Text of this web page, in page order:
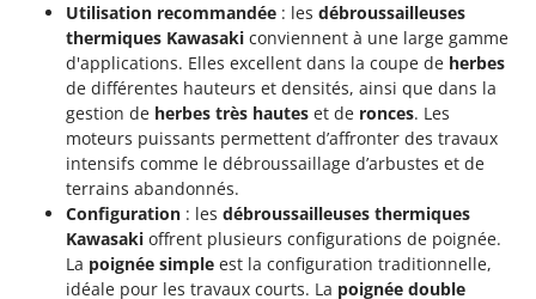
Utilisation recommandée : les débroussailleuses
thermiques Kawasaki conviennent à une large gamme
d'applications. Elles excellent dans la coupe de herbes
de différentes hauteurs et densités, ainsi que dans la
gestion de herbes très hautes et de ronces. Les
moteurs puissants permettent d’affronter des travaux
intensifs comme le débroussaillage d’arbustes et de
terrains abandonnés.
Configuration : les débroussailleuses thermiques
Kawasaki offrent plusieurs configurations de poignée.
La poignée simple est la configuration traditionnelle,
idéale pour les travaux courts. La poignée double